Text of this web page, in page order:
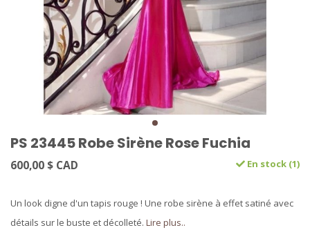
PS 23445 Robe Sirène Rose Fuchia
600,00 $ CAD En stock (1)
Un look digne d'un tapis rouge ! Une robe sirène à effet satiné avec
détails sur le buste et décolleté. Lire plus..